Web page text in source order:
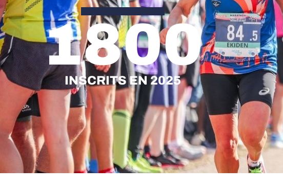
INSCRITS EN 2025
1800